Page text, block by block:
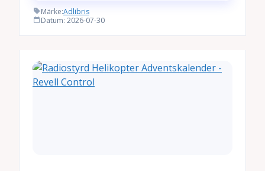
Märke:Adlibris
Datum: 2026-07-30